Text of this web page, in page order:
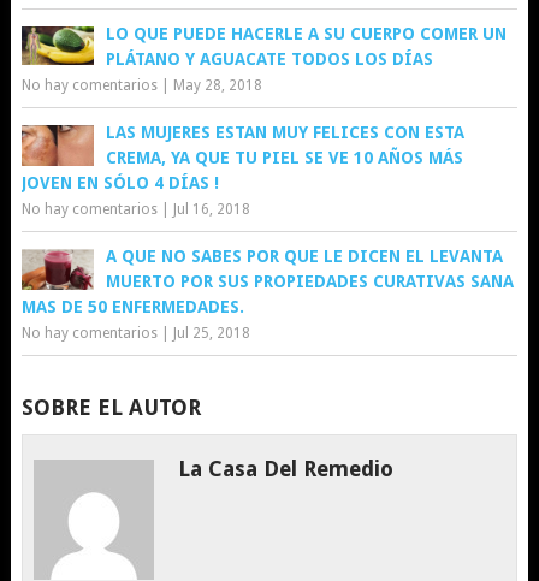
LO QUE PUEDE HACERLE A SU CUERPO COMER UN
PLÁTANO Y AGUACATE TODOS LOS DÍAS
No hay comentarios| May 28, 2018
LAS MUJERES ESTAN MUY FELICES CON ESTA
CREMA, YA QUE TU PIEL SE VE 10 AÑOS MÁS
JOVEN EN SÓLO 4 DÍAS !
No hay comentarios| Jul 16, 2018
A QUE NO SABES POR QUE LE DICEN EL LEVANTA
MUERTO POR SUS PROPIEDADES CURATIVAS SANA
MAS DE 50 ENFERMEDADES.
No hay comentarios| Jul 25, 2018
SOBRE EL AUTOR
La Casa Del Remedio